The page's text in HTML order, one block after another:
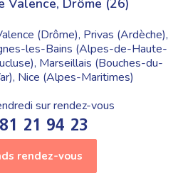
Valence, Drôme (26)
(Drôme), Privas (Ardèche),
les-Bains (Alpes-de-Haute-
Marseillais (Bouches-du-
Nice (Alpes-Maritimes)
sur rendez-vous
21 94 23
rendez-vous